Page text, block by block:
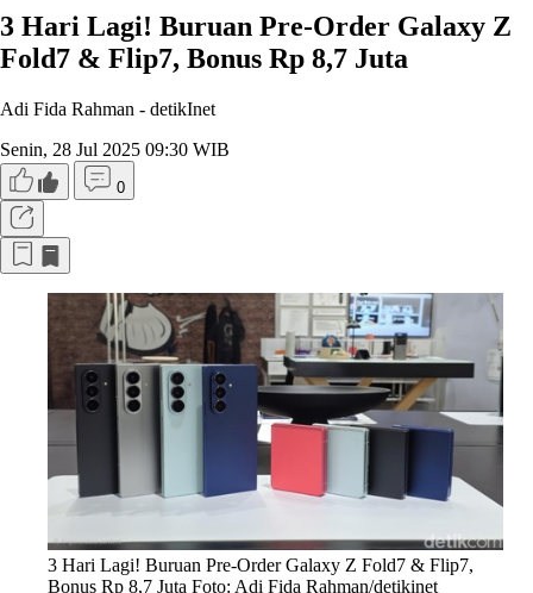
3 Hari Lagi! Buruan Pre-Order Galaxy Z
Fold7 & Flip7, Bonus Rp 8,7 Juta
Adi Fida Rahman - detikInet
Senin, 28 Jul 2025 09:30 WIB
0
3 Hari Lagi! Buruan Pre-Order Galaxy Z Fold7 & Flip7,
Bonus Rp 8,7 Juta Foto: Adi Fida Rahman/detikinet